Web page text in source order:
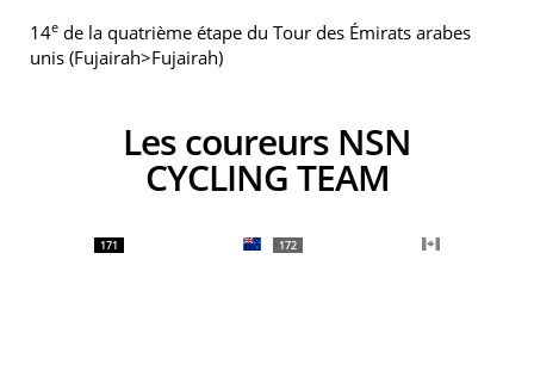
14e de la quatrième étape du Tour des Émirats arabes
unis (Fujairah>Fujairah)
Les coureurs NSN
CYCLING TEAM
171 172